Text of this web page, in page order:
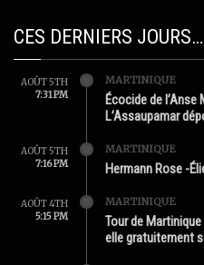
CES DERNIERS JOURS…
AOÛT 5TH
7:31 PM
MARTINIQUE
Écocide de l’Anse
L’Assaupamar
AOÛT 5TH
7:16 PM
MARTINIQUE
Hermann Rose -
AOÛT 4TH
5:15 PM
MARTINIQUE
Tour de
elle gratuitement